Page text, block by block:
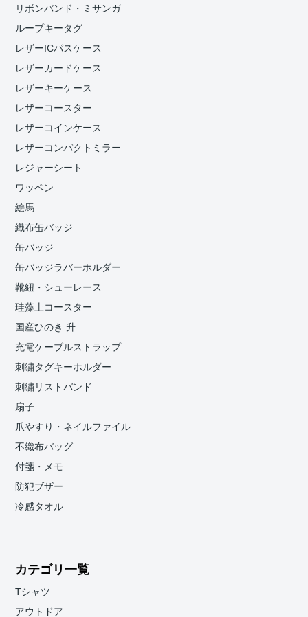
リボンバンド・ミサンガ
ループキータグ
レザーICパスケース
レザーカードケース
レザーキーケース
レザーコースター
レザーコインケース
レザーコンパクトミラー
レジャーシート
ワッペン
絵馬
織布缶バッジ
缶バッジ
缶バッジラバーホルダー
靴紐・シューレース
珪藻土コースター
国産ひのき 升
充電ケーブルストラップ
刺繍タグキーホルダー
刺繍リストバンド
扇子
爪やすり・ネイルファイル
不織布バッグ
付箋・メモ
防犯ブザー
冷感タオル
カテゴリ一覧
Tシャツ
アウトドア